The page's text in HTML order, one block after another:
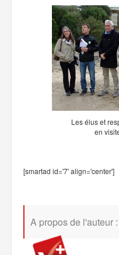
Les élus et
en
[smartad id='7' align='center']
A propos de l'auteur :